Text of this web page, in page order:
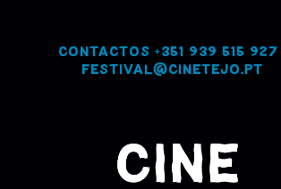
Contactos +351 939 515 927
festival@cinetejo.pt